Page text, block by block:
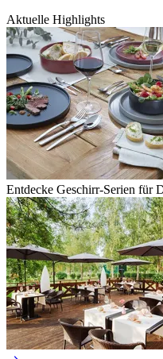
Aktuelle Highlights
Entdecke Geschirr-Serien für